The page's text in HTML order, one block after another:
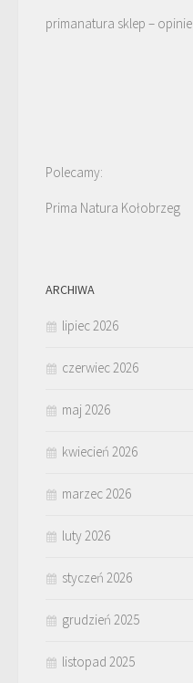
primanatura sklep – opinie
Polecamy:
Prima Natura Kołobrzeg
ARCHIWA
lipiec 2026
czerwiec 2026
maj 2026
kwiecień 2026
marzec 2026
luty 2026
styczeń 2026
grudzień 2025
listopad 2025